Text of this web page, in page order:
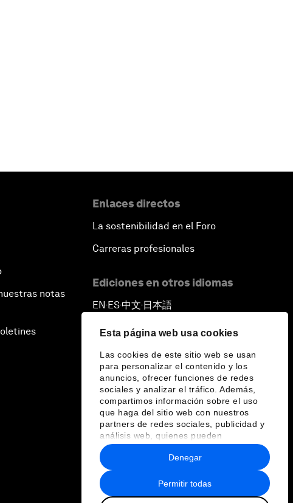
Esta página web usa cookies
Las cookies de este sitio web se usan
para personalizar el contenido y los
anuncios, ofrecer funciones de redes
sociales y analizar el tráfico. Además,
compartimos información sobre el uso
que haga del sitio web con nuestros
partners de redes sociales, publicidad y
análisis web, quienes pueden
combinarla con otra información que les
haya proporcionado o que hayan
recopilado a partir del uso que haya
hecho de sus servicios.
Permitir todas
Denegar
notas
Enlaces directos
La sostenibilidad en el Foro
Carreras profesionales
Ediciones en otros idiomas
EN ▪ ES▪中文▪ 日本語